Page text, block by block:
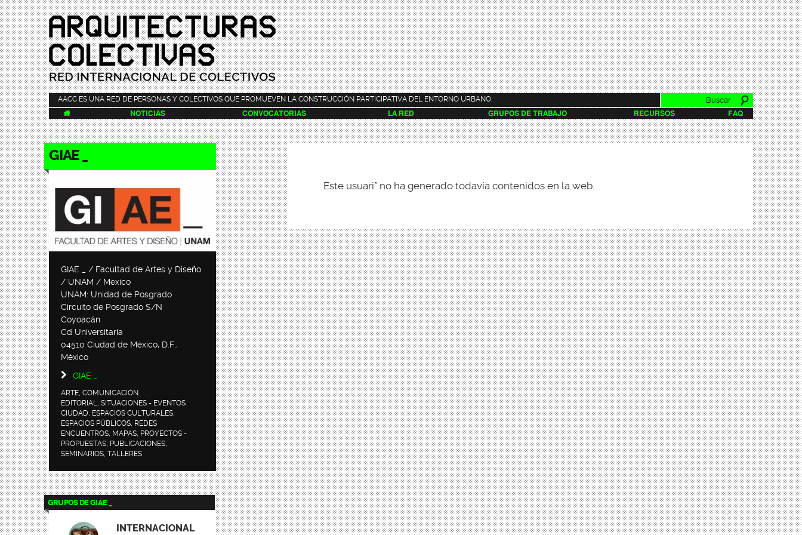
Pasar al
contenido
principal
AACC ES UNA RED DE PERSONAS Y COLECTIVOS QUE PROMUEVEN LA CONSTRUCCIÓN PARTICIPATIVA DEL ENTORNO URBANO.
Formulario de
búsqueda
 NOTICIAS CONVOCATORIAS LA RED GRUPOS DE TRABAJO RECURSOS FAQ
GIAE _
GIAE _ / Facultad de Artes y Diseño
/ UNAM / México
UNAM: Unidad de Posgrado
Circuito de Posgrado S/N
Coyoacán
Cd Universitaria
04510 Ciudad de México, D.F.,
México
GIAE _
ARTE, COMUNICACIÓN
EDITORIAL, SITUACIONES - EVENTOS
CIUDAD, ESPACIOS CULTURALES,
ESPACIOS PÚBLICOS, REDES
ENCUENTROS, MAPAS, PROYECTOS -
PROPUESTAS, PUBLICACIONES,
SEMINARIOS, TALLERES
GRUPOS DE GIAE _
INTERNACIONAL
Este usuari* no ha generado todavía contenidos en la web.